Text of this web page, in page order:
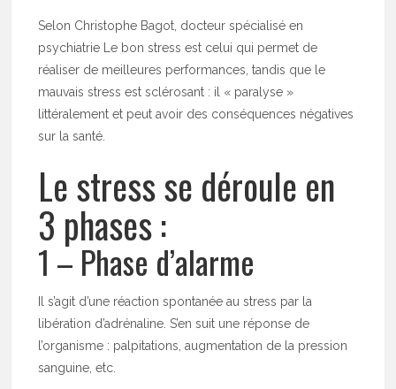
Selon Christophe Bagot, docteur spécialisé en
psychiatrie Le bon stress est celui qui permet de
réaliser de meilleures performances, tandis que le
mauvais stress est sclérosant : il « paralyse »
littéralement et peut avoir des conséquences négatives
sur la santé.
Le stress se déroule en
3 phases :
1 – Phase d’alarme
Il s’agit d’une réaction spontanée au stress par la
libération d’adrénaline. S’en suit une réponse de
l’organisme : palpitations, augmentation de la pression
sanguine, etc.